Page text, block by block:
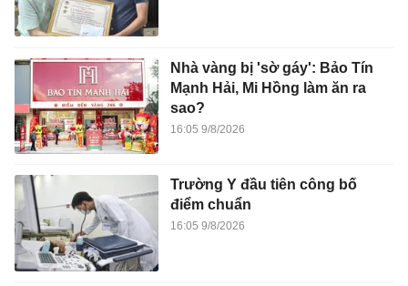
Nhà vàng bị 'sờ gáy': Bảo Tín
Mạnh Hải, Mi Hồng làm ăn ra
sao?
16:05 9/8/2026
Trường Y đầu tiên công bố
điểm chuẩn
16:05 9/8/2026